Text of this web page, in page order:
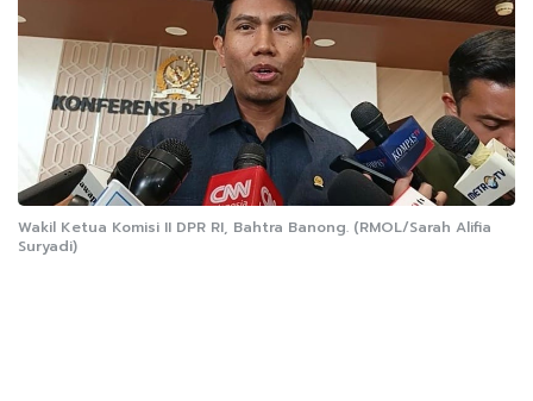
Wakil Ketua Komisi II DPR RI, Bahtra Banong. (RMOL/Sarah Alifia
Suryadi)